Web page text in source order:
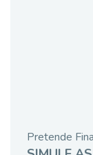
Pretende